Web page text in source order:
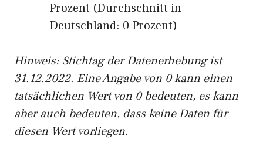
Prozent (Durchschnitt in
Deutschland: 0 Prozent)
Hinweis: Stichtag der Datenerhebung ist
31.12.2022. Eine Angabe von 0 kann einen
tatsächlichen Wert von 0 bedeuten, es kann
aber auch bedeuten, dass keine Daten für
diesen Wert vorliegen.